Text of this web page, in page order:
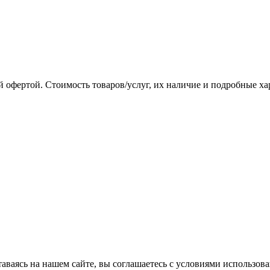
Стоимость товаров/услуг, их наличие и подробные
на нашем сайте, вы соглашаетесь с условиями